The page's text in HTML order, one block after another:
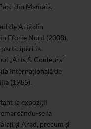
din Mamaia.
de Artă din
Eforie Nord (2008),
participări la
„Arts & Couleurs”
Internațională de
(1985).
la expoziții
se la
și Arad, precum și